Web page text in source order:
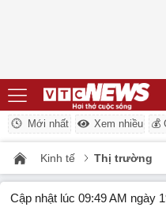
Mới nhất Xem nhiều 💰
Kinh tế Thị trường
Cập nhật lúc 09:49 AM ngày